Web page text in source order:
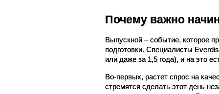
Почему важно
Выпускной – событие, которое
подготовки. Специалисты
или даже за 1,5 года), и на это
Во-первых, растет спрос на
стремятся сделать этот день